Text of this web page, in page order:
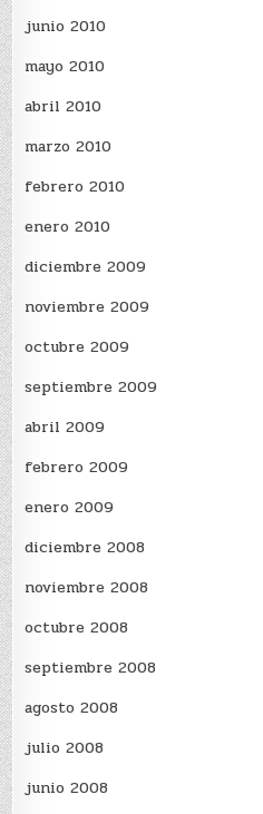
junio 2010
mayo 2010
abril 2010
marzo 2010
febrero 2010
enero 2010
diciembre 2009
noviembre 2009
octubre 2009
septiembre 2009
abril 2009
febrero 2009
enero 2009
diciembre 2008
noviembre 2008
octubre 2008
septiembre 2008
agosto 2008
julio 2008
junio 2008